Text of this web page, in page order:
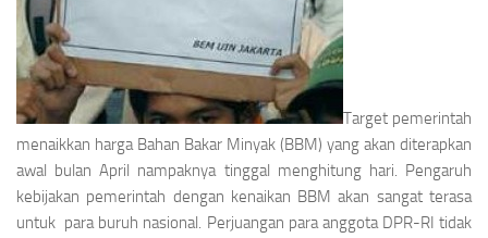
Target pemerintah
menaikkan harga Bahan Bakar Minyak (BBM) yang akan diterapkan
awal bulan April nampaknya tinggal menghitung hari. Pengaruh
kebijakan pemerintah dengan kenaikan BBM akan sangat terasa
untuk para buruh nasional. Perjuangan para anggota DPR-RI tidak